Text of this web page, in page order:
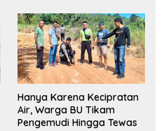
Hanya Karena Kecipratan
Air, Warga BU Tikam
Pengemudi Hingga Tewas